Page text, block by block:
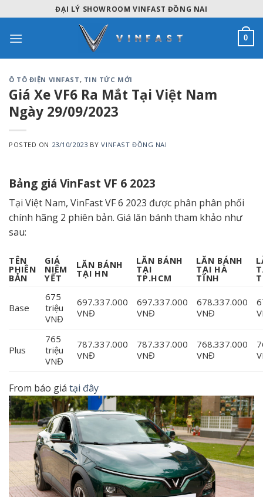
to
content
ĐẠI LÝ SHOWROOM VINFAST ĐỒNG NAI
0
Ô TÔ ĐIỆN VINFAST, TIN TỨC MỚI
Giá Xe VF6 Ra Mắt Tại Việt Nam
Ngày 29/09/2023
POSTED ON 23/10/2023 BYVINFAST ĐỒNG NAI
Bảng giá VinFast VF 6 2023
Tại Việt Nam, VinFast VF 6 2023 được phân phân phối
chính hãng 2 phiên bản. Giá lăn bánh tham khảo như
sau:
TÊN
PHIÊN
BẢN
GIÁ
NIÊM
YẾT
LĂN BÁNH
TẠI HN
LĂN BÁNH
TẠI
TP.HCM
LĂN BÁNH
TẠI HÀ
TĨNH
Base
675
triệu
VNĐ
697.337.000
VNĐ
697.337.000
VNĐ
678.337.000
VNĐ
Plus
765
triệu
VNĐ
787.337.000
VNĐ
787.337.000
VNĐ
768.337.000
VNĐ
From báo giá tại đây